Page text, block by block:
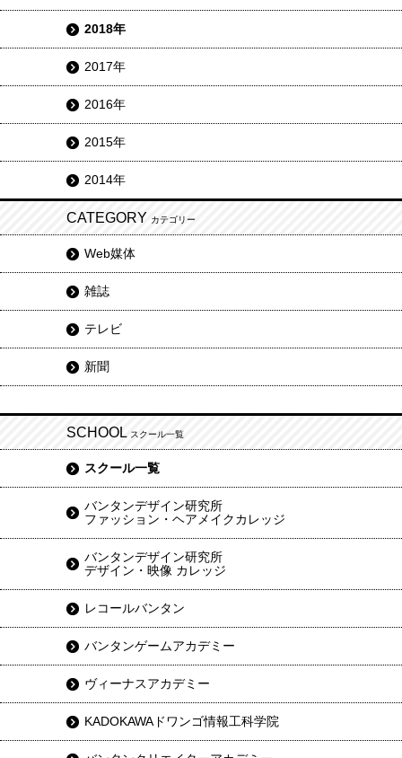
2018年
2017年
2016年
2015年
2014年
CATEGORY カテゴリー
Web媒体
雑誌
テレビ
新聞
SCHOOL スクール一覧
スクール一覧
バンタンデザイン研究所
ファッション・ヘアメイクカレッジ
バンタンデザイン研究所
デザイン・映像 カレッジ
レコールバンタン
バンタンゲームアカデミー
ヴィーナスアカデミー
KADOKAWAドワンゴ情報工科学院